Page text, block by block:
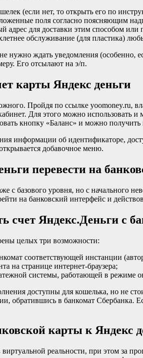
(если нет, то открыть его по
поля согласно поясняющим
адрес для доставки этим способом или
обслуживание (для пластика)
нужно ждать уведомления (особенно,
Его отсылают на э/п.
карты Яндекс деньги
Пройдя по ссылке yoomoney.ru,
Для этого можно использовать
кнопку «Баланс» и можно
информации об идентификаторе,
добавочное меню.
перевести на
с базового уровня, но с начального
на банковский интерфейс и
счет Яндекс.Деньги с
целых три возможности:
соответствующей инстанции
на странице интернет-браузера;
системы, работающей в режиме
доступны для кошелька, но не
обратившись в банкомат Сбербанка.
карты к Яндекс
реальности, при этом за